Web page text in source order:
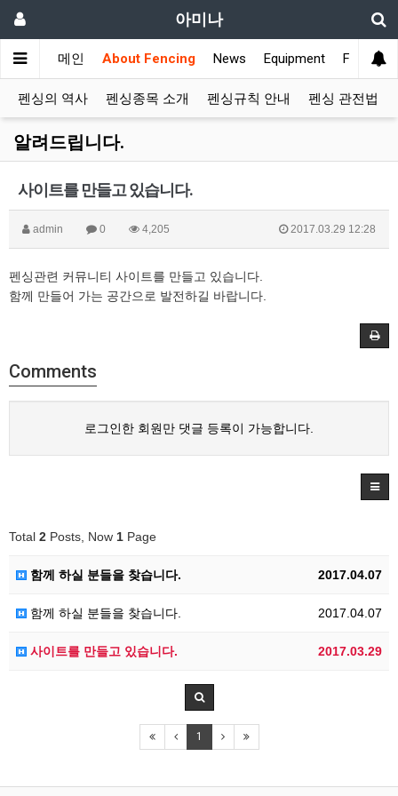
아미나
메인 About Fencing News Equipment Fencing
펜싱의 역사 펜싱종목 소개 펜싱규칙 안내 펜싱 관전법
알려드립니다.
사이트를 만들고 있습니다.
admin 0 4,205 2017.03.29 12:28
펜싱관련 커뮤니티 사이트를 만들고 있습니다.
함께 만들어 가는 공간으로 발전하길 바랍니다.
Comments
로그인한 회원만 댓글 등록이 가능합니다.
Total 2 Posts, Now 1 Page
2017.04.07
함께 하실 분들을 찾습니다.
2017.04.07
함께 하실 분들을 찾습니다.
2017.03.29
사이트를 만들고 있습니다.
1